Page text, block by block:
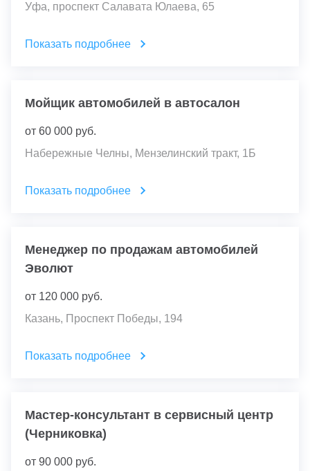
Уфа, проспект Салавата Юлаева, 65
Показать подробнее
Мойщик автомобилей в автосалон
от 60 000 руб.
Набережные Челны, Мензелинский тракт, 1Б
Показать подробнее
Менеджер по продажам автомобилей
Эволют
от 120 000 руб.
Казань, Проспект Победы, 194
Показать подробнее
Мастер-консультант в сервисный центр
(Черниковка)
от 90 000 руб.